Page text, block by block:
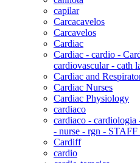
capilar
Carcacavelos
Carcavelos
Cardiac
Cardiac - cardio -
cardiovascular - cath
Cardiac and
Cardiac Nurses
Cardiac Physiology
cardiaco
cardiaco - cardiologia
- nurse - rgn -
Cardiff
cardio